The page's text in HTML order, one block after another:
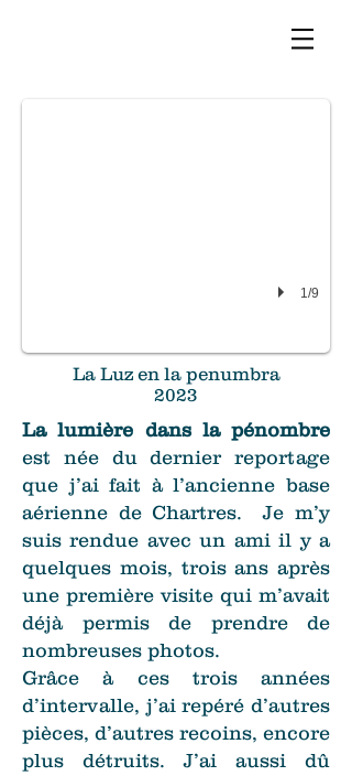
1/9
La Luz en la penumbra
2023
La lumière dans la pénombre
est née du dernier reportage
que j’ai fait à l’ancienne base
aérienne de Chartres. Je m’y
suis rendue avec un ami il y a
quelques mois, trois ans après
une première visite qui m’avait
déjà permis de prendre de
nombreuses photos.
Grâce à ces trois années
d’intervalle, j’ai repéré d’autres
pièces, d’autres recoins, encore
plus détruits. J’ai aussi dû